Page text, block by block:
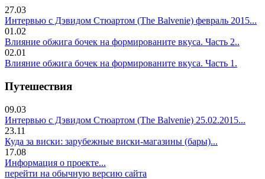
27.03
Интервью с Дэвидом Стюартом (The Balvenie) февраль 2015...
01.02
Влияние обжига бочек на формированите вкуса. Часть 2..
02.01
Влияние обжига бочек на формированите вкуса. Часть 1.
Путешествия
09.03
Интервью с Дэвидом Стюартом (The Balvenie) 25.02.2015...
23.11
Куда за виски: зарубежные виски-магазины (бары)...
17.08
Информация о проекте...
перейти на обычную версию сайта